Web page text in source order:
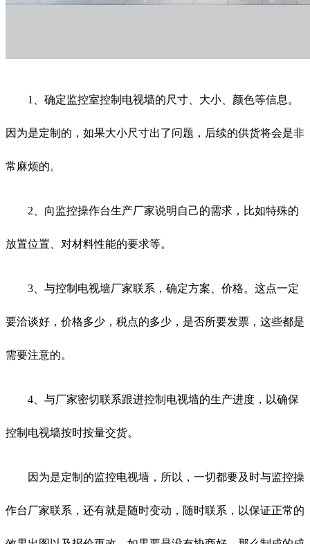
1、确定监控室控制电视墙的尺寸、大小、颜色等信息。
因为是定制的，如果大小尺寸出了问题，后续的供货将会是非
常麻烦的。
2、向监控操作台生产厂家说明自己的需求，比如特殊的
放置位置、对材料性能的要求等。
3、与控制电视墙厂家联系，确定方案、价格。这点一定
要洽谈好，价格多少，税点的多少，是否所要发票，这些都是
需要注意的。
4、与厂家密切联系跟进控制电视墙的生产进度，以确保
控制电视墙按时按量交货。
因为是定制的监控电视墙，所以，一切都要及时与监控操
作台厂家联系，还有就是随时变动，随时联系，以保证正常的